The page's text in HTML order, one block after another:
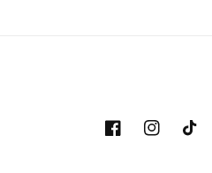
FacebookInstagramTikTok